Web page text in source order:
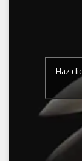
Haz